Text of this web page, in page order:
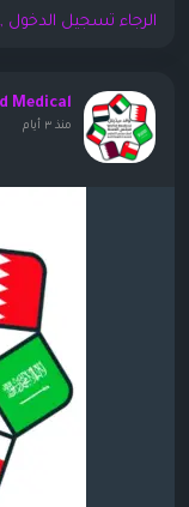
الرجاء تسجيل الدخول
Medical
منذ ٣ أيام